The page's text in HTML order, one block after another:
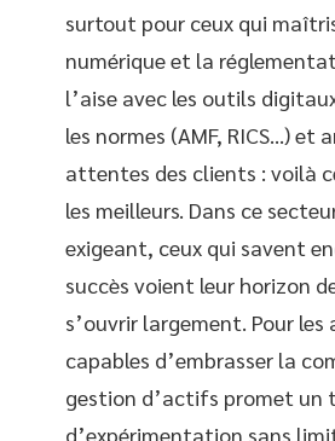
surtout pour ceux qui
numérique et la
l’aise avec les outils
les normes (AMF, RICS…) et
attentes des clients : voilà
les meilleurs. Dans ce
exigeant, ceux qui savent
succès voient leur horizon
s’ouvrir largement. Pour les
capables d’embrasser la
gestion d’actifs promet un
d’expérimentation sans